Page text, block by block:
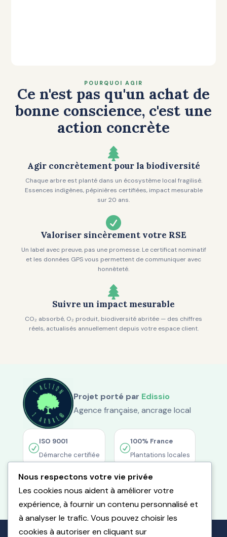
POURQUOI AGIR
Ce n'est pas qu'un achat de
bonne conscience, c'est une
action concrète

Agir concrètement pour la biodiversité
Chaque arbre est planté dans un écosystème local fragilisé.
Essences indigènes, pépinières certifiées, impact mesurable
sur 20 ans.

Valoriser sincèrement votre RSE
Un label avec preuve, pas une promesse. Le certificat nominatif
et les données GPS vous permettent de communiquer avec
honnêteté.

Suivre un impact mesurable
CO₂ absorbé, O₂ produit, biodiversité abritée — des chiffres
réels, actualisés annuellement depuis votre espace client.
Projet porté par Edissio
Agence française, ancrage local
R
ISO 9001
Démarche certifiée
R
100% France
Plantations locales
Coordonnées GPS
Visibles dans l'interface
Nous respectons votre vie privée
Les cookies nous aident à améliorer votre
expérience, à fournir un contenu personnalisé et
à analyser le trafic. Vous pouvez choisir les
cookies à autoriser en cliquant sur